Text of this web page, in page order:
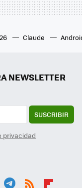
Claude
NEWSLETTER
SUSCRIBIR
privacidad